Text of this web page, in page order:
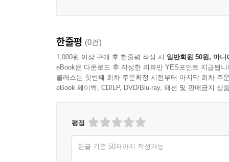
한줄평 (0건)
1,000원 이상 구매 후 한줄평 작성 시 일반회원 50원, 마니
eBook은 다운로드 후 작성한 리뷰만 YES포인트 지급됩니
클래스는 첫번째 회차 주문확정 시점부터 마지막 회차 주
eBook 페이백, CD/LP, DVD/Blu-ray, 패션 및 판매금지 상
평점
한글 기준 50자까지 작성가능